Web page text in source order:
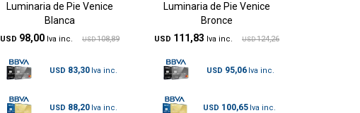
Luminaria de Pie Venice
Blanca
USD 98,00 USD 108,89
USD 83,30
USD 88,20
Luminaria de Pie Venice
Bronce
USD 111,83 USD 124,26
USD 95,06
USD 100,65